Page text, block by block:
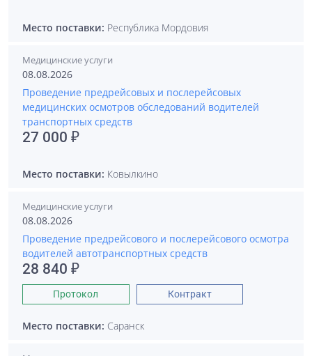
Место поставки: Республика Мордовия
Медицинские услуги
08.08.2026
Проведение предрейсовых и послерейсовых
медицинских осмотров обследований водителей
транспортных средств
27 000 ₽
Место поставки: Ковылкино
Медицинские услуги
08.08.2026
Проведение предрейсового и послерейсового осмотра
водителей автотранспортных средств
28 840 ₽
Протокол Контракт
Место поставки: Саранск